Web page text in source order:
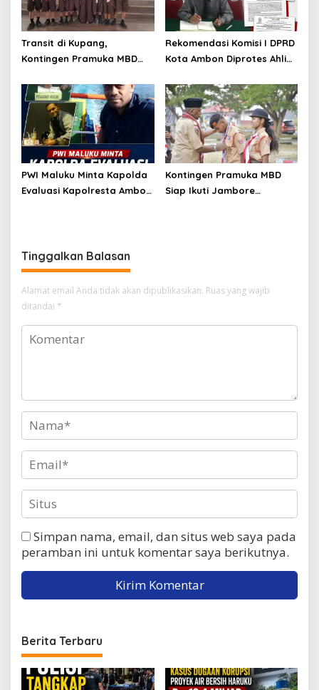
Transit di Kupang,
Kontingen Pramuka MBD
Disambut Hangat Wakil
Wali Kota
Rekomendasi Komisi I DPRD
Kota Ambon Diprotes Ahli
Barbara Alfons: Itu Palsu?
PWI Maluku Minta Kapolda
Evaluasi Kapolresta Ambon
Polresta Ambon
Kontingen Pramuka MBD
Siap Ikuti Jambore
Tinggalkan Balasan
Alamat email Anda tidak akan dipublikasikan. Ruas yang wajib
ditandai *
Simpan nama, email, dan situs web saya pada
peramban ini untuk komentar saya berikutnya.
Berita Terbaru